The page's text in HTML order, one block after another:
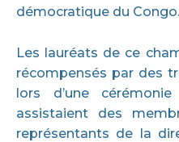
démocratique du Congo.
Les lauréats de ce
récompensés par des
lors d’une
assistaient des
représentants de la